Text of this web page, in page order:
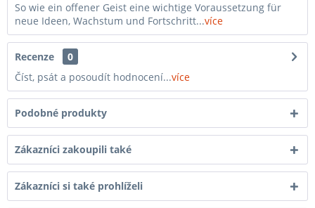
So wie ein offener Geist eine wichtige Voraussetzung für
neue Ideen, Wachstum und Fortschritt...více
Recenze
0
Číst, psát a posoudít hodnocení...více
Podobné produkty
Zákazníci zakoupili také
Zákazníci si také prohlíželi